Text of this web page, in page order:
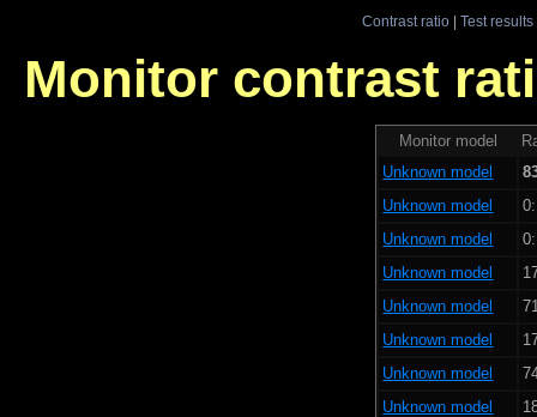
Contrast ratio| Test results
Monitor contrast
Monitor model
Unknown model
Unknown model
Unknown model
Unknown model
Unknown model
Unknown model
Unknown model
Unknown model